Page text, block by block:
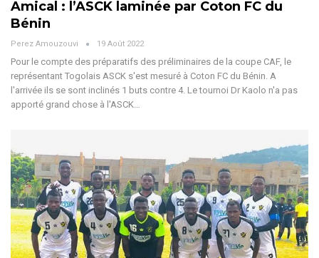
Amical : l’ASCK laminée par Coton FC du
Bénin
Perez Amouzouvi 19 Août 2022
Pour le compte des préparatifs des préliminaires de la coupe CAF, le
représentant Togolais ASCK s'est mesuré à Coton FC du Bénin. A
l'arrivée ils se sont inclinés 1 buts contre 4. Le tournoi Dr Kaolo n'a pas
apporté grand chose à l'ASCK…